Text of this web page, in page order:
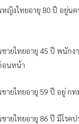
หญิงไทยอายุ 80 ปี อยู่น
ชายไทยอายุ 45 ปี พนัก
อนหน้า
ชายไทยอายุ 59 ปี อยู่
ชายไทยอายุ 86 ปี มีโร